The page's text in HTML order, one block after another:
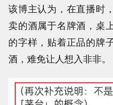
该博主认为，在直播时
卖的酒属于名牌酒，桌
的字样，贴着正品的牌
酒，难免让人想入非非。